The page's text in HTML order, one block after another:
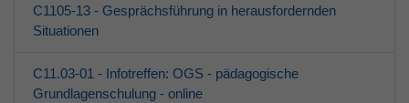
Jugendliche
Erwachsene
C1105-13 - Gesprächsführung in herausfordernden
Situationen
C11.03-01 - Infotreffen: OGS - pädagogische
Grundlagenschulung - online